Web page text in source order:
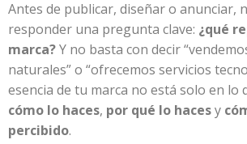
Antes de publicar, diseñar o anunciar,
responder una pregunta clave: ¿qué
marca?Y no basta con decir
naturales” o “ofrecemos servicios
esencia de tu marca no está solo en lo
cómo lo haces, por qué lo hacesy
percibido.